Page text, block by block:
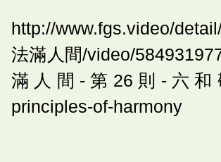
http://www.fgs.video/
法滿人間/video/
滿人間-第26則-六和
principles-of-harmony